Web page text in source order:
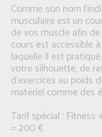
Comme son nom
musculaire est un
de vos muscle afin
cours est accessible
laquelle il est
votre silhouette, de
d’exercices au poids
matériel comme des
Tarif spécial : Fitness
= 200 €